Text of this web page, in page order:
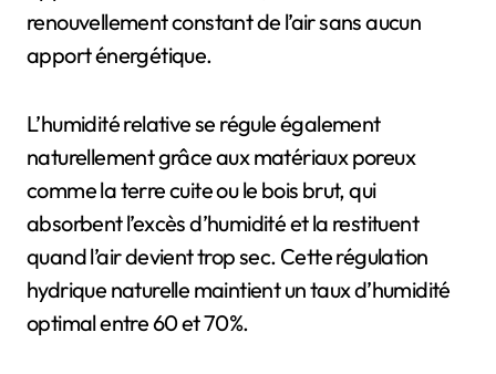
renouvellement constant de l’air sans aucun
apport énergétique.
L’humidité relative se régule également
naturellement grâce aux matériaux poreux
comme la terre cuite ou le bois brut, qui
absorbent l’excès d’humidité et la restituent
quand l’air devient trop sec. Cette régulation
hydrique naturelle maintient un taux d’humidité
optimal entre 60 et 70%.